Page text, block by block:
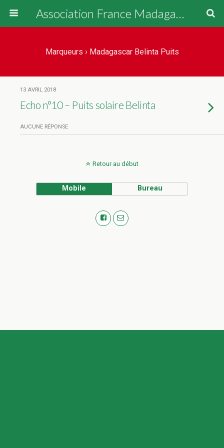
Association France Madagascar
Marqueurs › Madagascar Belinta Puits
13 AVRIL 2018
Echo n°10 – Puits solaire Belinta
AUCUNE RÉPONSE
Retour au début
Mobile Bureau